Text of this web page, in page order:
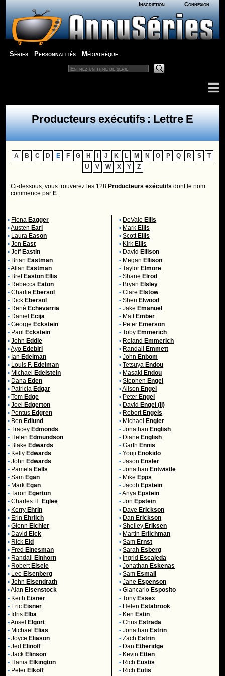
Inscription Connexion
Séries Personnalités Médiathèque
Producteurs exécutifs : Lettre E
A B C D E F G H J K L M N O P Q R S
T
U
V W X Y Z
Ci-dessous, vous trouverez les 128 Producteurs exécutifs dont le nom
commence par E :
• Fiona Eagger
•Austen Earl
• Laura Eason
• Jon East
• Jeff Eastin
• Brian Eastman
•Allan Eastman
• Bret Easton Ellis
• Rebecca Eaton
• Charlie Ebersol
• Dick Ebersol
• René Echevarria
• Daniel
Ecija
• George Eckstein
• Paul
Eckstein
• John Eddie
•Ayo Edebiri
• Ian Edelman
• Louis F. Edelman
• Michael
Edelstein
• Dana Eden
• Patricia Edgar
• Tom Edge
• Joel
Edgerton
• Pontus Edgren
• Ben Edlund
• Tracey Edmonds
• Helen Edmundson
• Blake Edwards
• Kelly Edwards
• John Edwards
• Pamela Eells
• Sam Egan
• Mark Egan
• Taron Egerton
• Charles H. Eglee
• Kerry Ehrin
• Erin Ehrlich
• Glenn Eichler
• David Eick
• Rick Eid
• Fred Einesman
• Randall
Einhorn
• Robert Eisele
• Lee Eisenberg
• John Eisendrath
•Alan Eisenstock
• Keith Eisner
• Eric Eisner
• Idris Elba
•Ansel
Elgort
• Michael
Elias
• Joyce Eliason
• Jed Elinoff
• Jack Elinson
• Hania Elkington
• Peter Elkoff
• DeVale Ellis
• Mark Ellis
• Scott Ellis
• Kirk Ellis
• David Ellison
• Megan Ellison
• Taylor Elmore
• Shane Elrod
• Bryan Elsley
• Clare Elstow
• Sheri Elwood
• Jake Emanuel
• Matt Ember
• Peter Emerson
• Toby Emmerich
• Roland Emmerich
• Randall
Emmett
• John Enbom
• Tetsuya Endou
• Masaki Endou
• Stephen Engel
•Alison Engel
• Peter Engel
• David Engel (II)
• Robert Engels
• Michael
Engler
• Jonathan English
• Diane English
• Garth Ennis
• Youji Enokido
• Jason Ensler
• Jonathan Entwistle
• Mike Epps
• Jacob Epstein
•Anya Epstein
• Jon Epstein
• Dave Erickson
• Dan Erickson
• Shelley Eriksen
• Martin Erlichman
• Sam Ernst
• Sarah Esberg
• Ingrid Escajeda
• Jonathan Eskenas
• Sam Esmail
• Jane Espenson
• Giancarlo Esposito
• Tony Essex
• Helen Estabrook
• Ken Estin
• Chris Estrada
• Jonathan Estrin
• Zach Estrin
• Dan Etheridge
• Kevin Etten
• Rich Eustis
• Rich Eutis